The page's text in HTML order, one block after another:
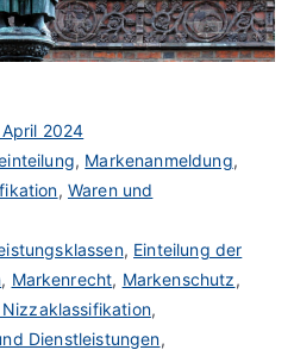
2024
, Markenanmeldung,
, Waren und
, Einteilung der
, Markenrecht, Markenschutz,
Nizzaklassifikation,
Dienstleistungen,